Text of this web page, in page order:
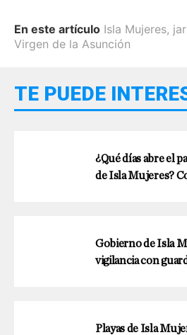
En este artículo Isla Mujeres,
Virgen de la Asunción
TE PUEDE
¿Qué días abre el
de Isla Mujeres?
Gobierno de Isla
vigilancia con
Playas de Isla